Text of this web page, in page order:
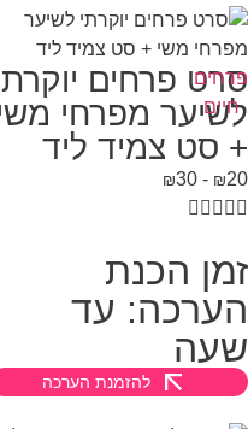
פרחים יוקרתי
מפרחי משי
סט צמיד ליד
₪
-
₪30
   
הכנת
עד
להזמנת הערכה